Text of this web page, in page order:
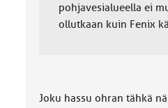
pohjavesialueella ei
ollutkaan kuin Fenix
Joku hassu ohran tähkä